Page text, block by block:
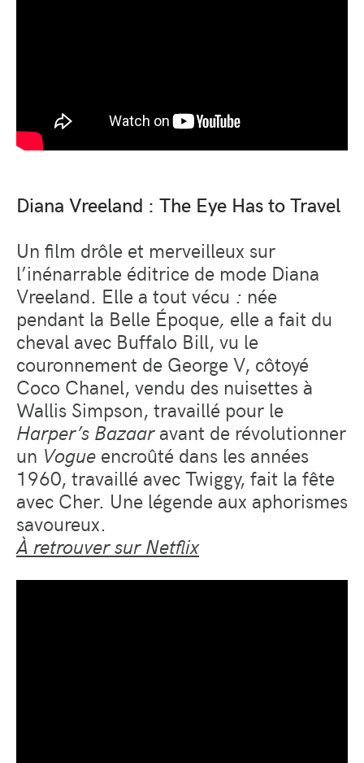
Diana Vreeland : The Eye Has to Travel
Un film drôle et merveilleux sur
l’inénarrable éditrice de mode Diana
Vreeland. Elle a tout vécu : née
pendant la Belle Époque, elle a fait du
cheval avec Buffalo Bill, vu le
couronnement de George V, côtoyé
Coco Chanel, vendu des nuisettes à
Wallis Simpson, travaillé pour le
Harper’s Bazaaravant de révolutionner
un Vogue encroûté dans les années
1960, travaillé avec Twiggy, fait la fête
avec Cher. Une légende aux aphorismes
savoureux.
À retrouver sur Netflix